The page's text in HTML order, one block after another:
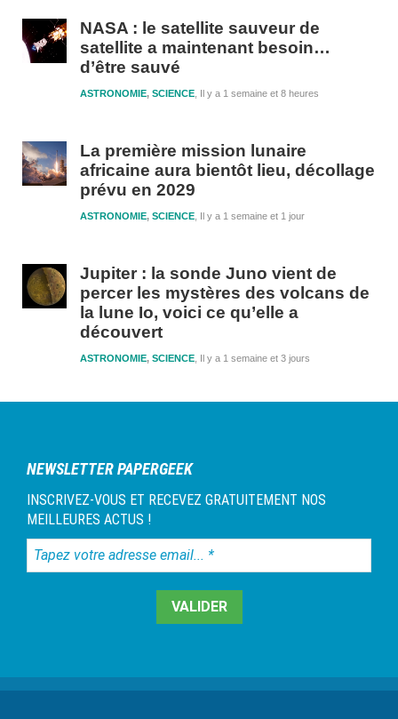
NASA : le satellite sauveur de
satellite a maintenant besoin…
d’être sauvé
Il y a 1 semaine et 8 heures
ASTRONOMIE, SCIENCE
La première mission lunaire
africaine aura bientôt lieu, décollage
prévu en 2029
Il y a 1 semaine et 1 jour
ASTRONOMIE, SCIENCE
Jupiter : la sonde Juno vient de
percer les mystères des volcans de
la lune Io, voici ce qu’elle a
découvert
Il y a 1 semaine et 3 jours
ASTRONOMIE, SCIENCE
NEWSLETTER PAPERGEEK
INSCRIVEZ-VOUS ET RECEVEZ GRATUITEMENT NOS
MEILLEURES ACTUS !
Tapez
votre